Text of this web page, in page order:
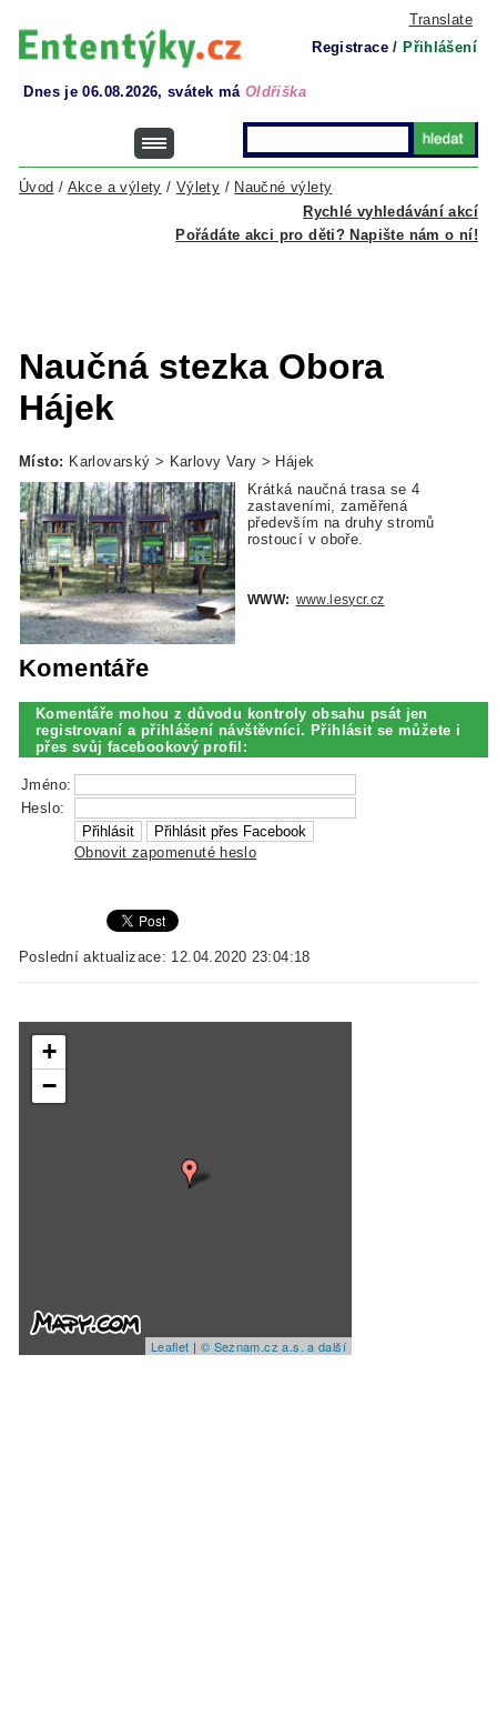
Translate
Registrace / Přihlášení
Dnes je 06.08.2026, svátek má Oldřiška
Rychlé vyhledávání akcí
Úvod / Akce a výlety / Výlety / Naučné výlety
Pořádáte akci pro děti? Napište nám o ní!
Naučná stezka Obora
Hájek
Místo: Karlovarský > Karlovy Vary > Hájek
Krátká naučná trasa se 4
zastaveními, zaměřená
především na druhy stromů
rostoucí v oboře.
WWW: www.lesycr.cz
Komentáře
Komentáře mohou z důvodu kontroly obsahu psát jen
registrovaní a přihlášení návštěvníci. Přihlásit se můžete i
přes svůj facebookový profil:
Jméno:
Heslo:
Obnovit zapomenuté heslo
Poslední aktualizace: 12.04.2020 23:04:18
+
−
Leaflet | © Seznam.cz a.s. a další